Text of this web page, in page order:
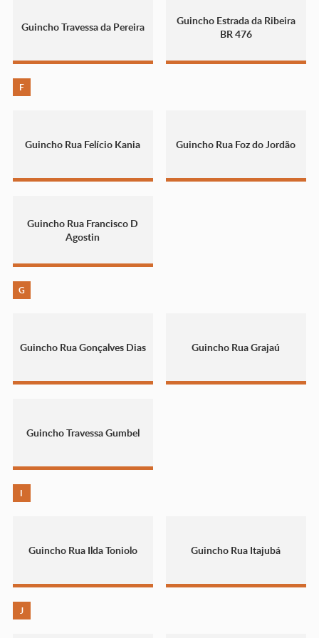
Guincho Travessa da Pereira
Guincho Estrada da Ribeira
BR 476
F
Guincho Rua Felício Kania Guincho Rua Foz do Jordão
Guincho Rua Francisco D
Agostin
G
Guincho Rua Gonçalves Dias Guincho Rua Grajaú
Guincho Travessa Gumbel
I
Guincho Rua Ilda Toniolo Guincho Rua Itajubá
J